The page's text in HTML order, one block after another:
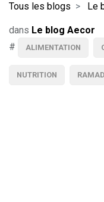
Tous les blogs Le
dans Le blog Aecor
#
ALIMENTATION
NUTRITION